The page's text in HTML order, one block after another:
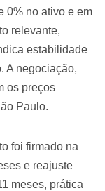
0% no ativo e em
relevante,
estabilidade
A negociação,
os preços
Paulo.
foi firmado na
e reajuste
meses, prática